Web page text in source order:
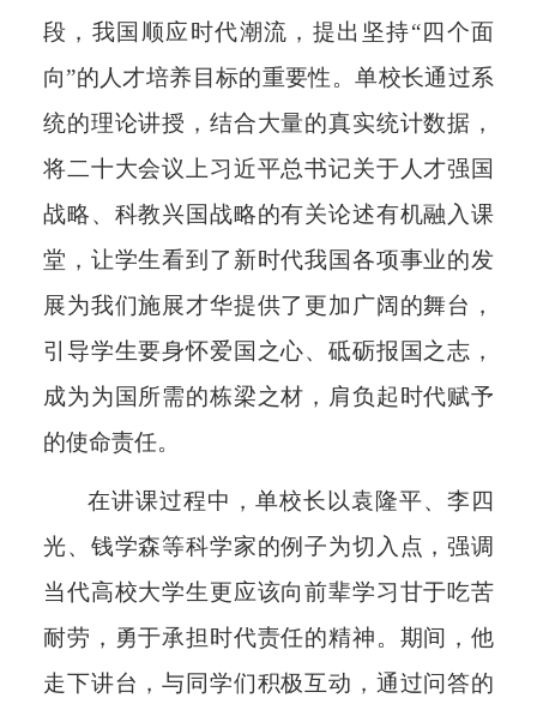
段，我国顺应时代潮流，提出坚持“四个面
向”的人才培养目标的重要性。单校长通过系
统的理论讲授，结合大量的真实统计数据，
将二十大会议上习近平总书记关于人才强国
战略、科教兴国战略的有关论述有机融入课
堂，让学生看到了新时代我国各项事业的发
展为我们施展才华提供了更加广阔的舞台，
引导学生要身怀爱国之心、砥砺报国之志，
成为为国所需的栋梁之材，肩负起时代赋予
的使命责任。
在讲课过程中，单校长以袁隆平、李四
光、钱学森等科学家的例子为切入点，强调
当代高校大学生更应该向前辈学习甘于吃苦
耐劳，勇于承担时代责任的精神。期间，他
走下讲台，与同学们积极互动，通过问答的